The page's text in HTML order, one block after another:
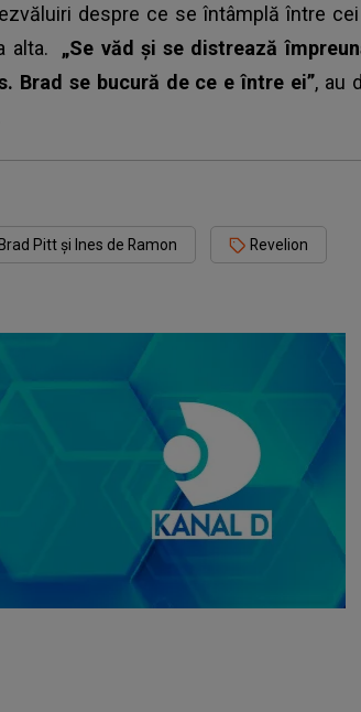
despre ce se întâmplă între cei
alta. „Se văd și se distrează
Brad se bucură de ce e între ei”, au
Pitt și Ines de Ramon Revelion